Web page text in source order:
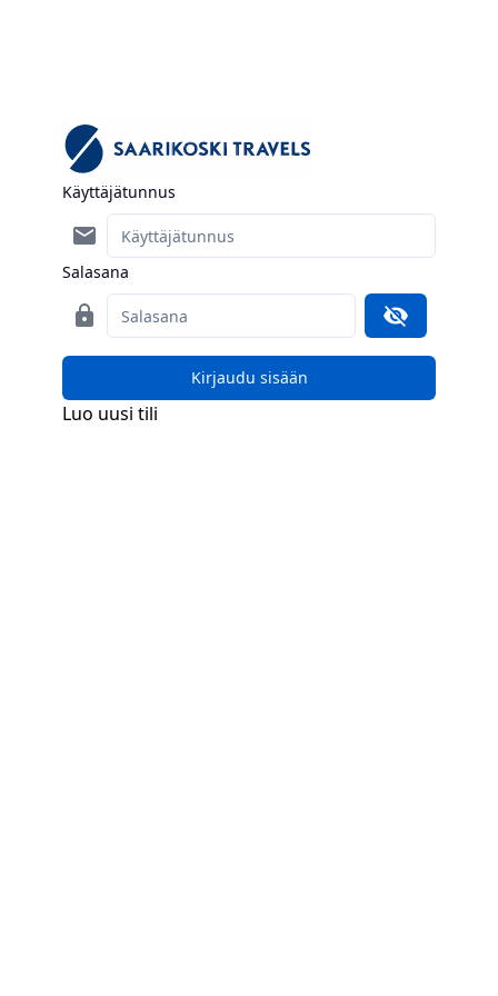
Käyttäjätunnus
mail
Salasana
lock visibility_off
Kirjaudu sisään
Luo uusi tili